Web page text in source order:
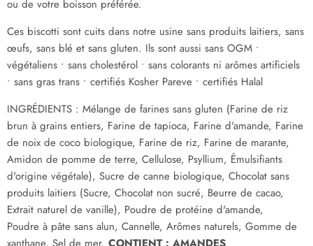
ou de votre boisson préférée.
Ces biscotti sont cuits dans notre usine sans produits laitiers, sans
œufs, sans blé et sans gluten. Ils sont aussi sans OGM •
végétaliens • sans cholestérol • sans colorants ni arômes artificiels
• sans gras trans • certifiés Kosher Pareve • certifiés Halal
INGRÉDIENTS : Mélange de farines sans gluten (Farine de riz
brun à grains entiers, Farine de tapioca, Farine d'amande, Farine
de noix de coco biologique, Farine de riz, Farine de marante,
Amidon de pomme de terre, Cellulose, Psyllium, Émulsifiants
d'origine végétale), Sucre de canne biologique, Chocolat sans
produits laitiers (Sucre, Chocolat non sucré, Beurre de cacao,
Extrait naturel de vanille), Poudre de protéine d'amande,
Poudre à pâte sans alun, Cannelle, Arômes naturels, Gomme de